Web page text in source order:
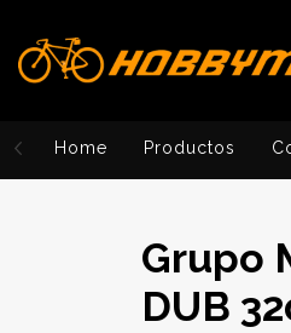
Home Productos
Grupo
DUB